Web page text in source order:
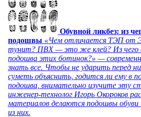
Обувной ликбез: из
подошвы «Чем отличается ТЭП от
тунит? ПВХ — это же клей? Из чего
подошва этих ботинок?» —
знать все. Чтобы не ударить перед
суметь объяснить, годится ли ему в
подошва, внимательно изучите эту
инженер-технолог Игорь Окороков
материалов делаются подошвы
из них.